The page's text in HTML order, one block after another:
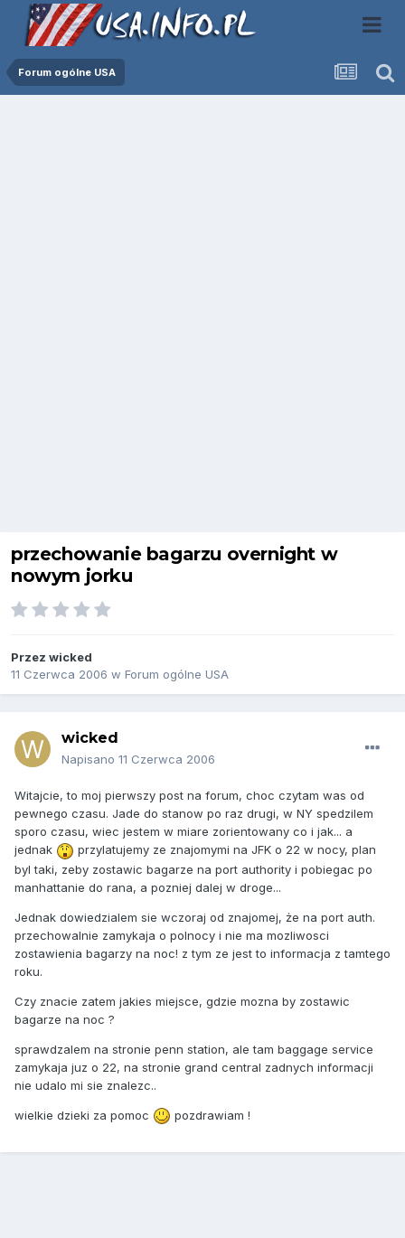
Forum ogólne USA
przechowanie bagarzu overnight w
nowym jorku
Przez wicked
11 Czerwca 2006 w Forum ogólne USA
wicked
Napisano 11 Czerwca 2006
Witajcie, to moj pierwszy post na forum, choc czytam was od
pewnego czasu. Jade do stanow po raz drugi, w NY spedzilem
sporo czasu, wiec jestem w miare zorientowany co i jak... a
jednak
przylatujemy ze znajomymi na JFK o 22 w nocy, plan
byl taki, zeby zostawic bagarze na port authority i pobiegac po
manhattanie do rana, a pozniej dalej w droge...
Jednak dowiedzialem sie wczoraj od znajomej, że na port auth.
przechowalnie zamykaja o polnocy i nie ma mozliwosci
zostawienia bagarzy na noc! z tym ze jest to informacja z tamtego
roku.
Czy znacie zatem jakies miejsce, gdzie mozna by zostawic
bagarze na noc ?
sprawdzalem na stronie penn station, ale tam baggage service
zamykaja juz o 22, na stronie grand central zadnych informacji
nie udalo mi sie znalezc..
wielkie dzieki za pomoc pozdrawiam !